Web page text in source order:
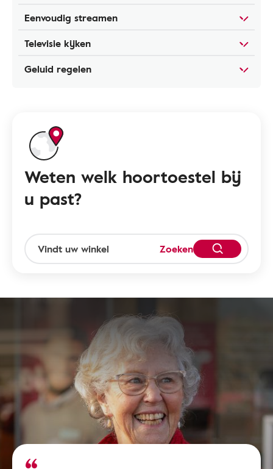
Eenvoudig streamen
Televisie kijken
Geluid regelen
Weten welk hoortoestel bij
u past?
Zoeken